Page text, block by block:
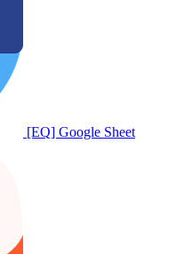
[EQ] Google Sheet